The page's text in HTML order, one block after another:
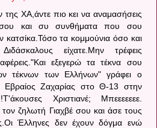
της ΧΑ,άντε πιο κει να αναμασήσεις
και συ συνθήματα που σου
κατσίκα.Τόσο τα κομμούνια όσο και
είχατε.Μην τρέφεις
εξεγερώ τα τέκνα σου
τέκνων των Ελλήνων" γράφει ο
Ζαχαρίας στο Θ-13 στην
Χριστιανέ; Μπεεεεεεε.
ζηλωτή Γιαχβέ σου και άσε τους
Έλληνες δεν έχουν δόγμα ενώ